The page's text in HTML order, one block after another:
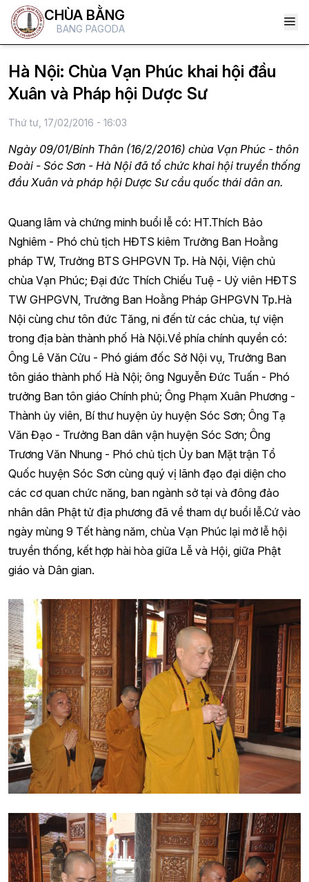
CHÙA BẰNG
BANG PAGODA
Hà Nội: Chùa Vạn Phúc khai hội đầu
Xuân và Pháp hội Dược Sư
Thứ tư, 17/02/2016 - 16:03
Ngày 09/01/Bính Thân (16/2/2016) chùa Vạn Phúc - thôn
Đoài - Sóc Sơn - Hà Nội đã tổ chức khai hội truyền thống
đầu Xuân và pháp hội Dược Sư cầu quốc thái dân an.
Quang lâm và chứng minh buổi lễ có: HT.Thích Bảo
Nghiêm - Phó chủ tịch HĐTS kiêm Trưởng Ban Hoằng
pháp TW, Trưởng BTS GHPGVN Tp. Hà Nội, Viện chủ
chùa Vạn Phúc; Đại đức Thích Chiếu Tuệ - Uỷ viên HĐTS
TW GHPGVN, Trưởng Ban Hoằng Pháp GHPGVN Tp.Hà
Nội cùng chư tôn đức Tăng, ni đến từ các chùa, tự viện
trong địa bàn thành phố Hà Nội.Về phía chính quyền có:
Ông Lê Văn Cửu - Phó giám đốc Sở Nội vụ, Trưởng Ban
tôn giáo thành phố Hà Nội; ông Nguyễn Đức Tuấn - Phó
trưởng Ban tôn giáo Chính phủ; Ông Phạm Xuân Phương -
Thành ủy viên, Bí thư huyện ủy huyện Sóc Sơn; Ông Tạ
Văn Đạo - Trưởng Ban dân vận huyện Sóc Sơn; Ông
Trương Văn Nhung - Phó chủ tịch Ủy ban Mặt trận Tổ
Quốc huyện Sóc Sơn cùng quý vị lãnh đạo đại diện cho
các cơ quan chức năng, ban ngành sở tại và đông đảo
nhân dân Phật tử địa phương đã về tham dự buổi lễ.Cứ vào
ngày mùng 9 Tết hàng năm, chùa Vạn Phúc lại mở lễ hội
truyền thống, kết hợp hài hòa giữa Lễ và Hội, giữa Phật
giáo và Dân gian.